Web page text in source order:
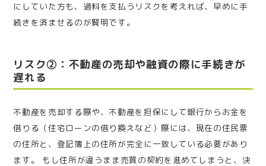
にしていた方も、過料を支払うリスクを考えれば、早めに手
続きを済ませるのが賢明です。
リスク②：不動産の売却や融資の際に手続きが
遅れる
不動産を売却する際や、不動産を担保にして銀行からお金を
借りる（住宅ローンの借り換えなど）際には、現在の住民票
の住所と、登記簿上の住所が完全に一致している必要があり
ます。 もし住所が違うまま売買の契約を進めてしまうと、決